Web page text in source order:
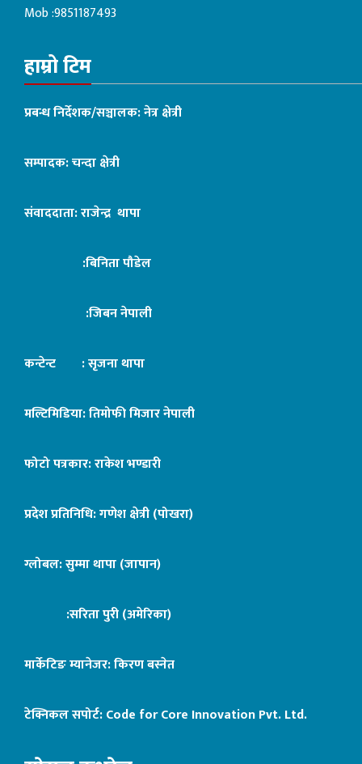
Mob :9851187493
हाम्रो टिम
प्रबन्ध निर्देशक/सञ्चालक: नेत्र क्षेत्री
सम्पादक: चन्दा क्षेत्री
संवाददाता: राजेन्द्र थापा
:बिनिता पौडेल
:जिबन नेपाली
कन्टेन्ट : सृजना थापा
मल्टिमिडिया: तिमोफी मिजार नेपाली
फोटो पत्रकार: राकेश भण्डारी
प्रदेश प्रतिनिधि: गणेश क्षेत्री (पोखरा)
ग्लोबल: सुम्मा थापा (जापान)
:सरिता पुरी (अमेरिका)
मार्केटिङ म्यानेजर: किरण बस्नेत
टेक्निकल सपोर्ट:Code for Core Innovation Pvt. Ltd.